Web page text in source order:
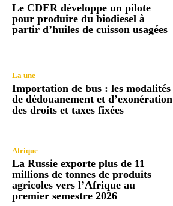
Le CDER développe un pilote
pour produire du biodiesel à
partir d’huiles de cuisson usagées
La une
Importation de bus : les modalités
de dédouanement et d’exonération
des droits et taxes fixées
Afrique
La Russie exporte plus de 11
millions de tonnes de produits
agricoles vers l’Afrique au
premier semestre 2026